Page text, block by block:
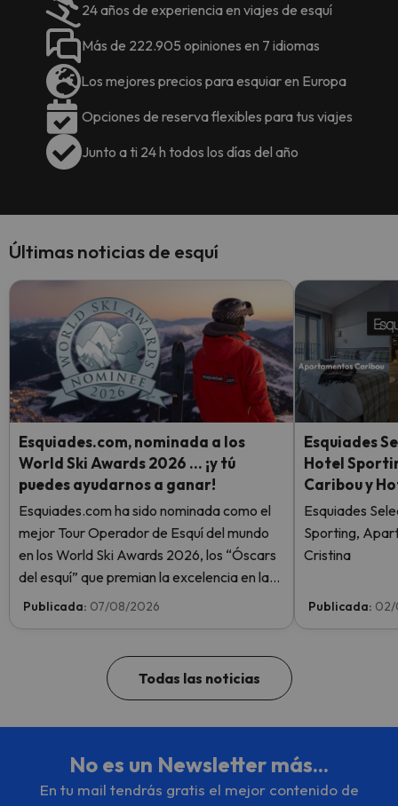
24 años de experiencia en viajes de esquí
Más de 222.905 opiniones en 7 idiomas
Los mejores precios para esquiar en Europa
Opciones de reserva flexibles para tus viajes
Junto a ti 24 h todos los días del año
Últimas noticias de esquí
Esquiades.com, nominada a los
World Ski Awards 2026 … ¡y tú
puedes ayudarnos a ganar!
Esquiades.com ha sido nominada como el
mejor Tour Operador de Esquí del mundo
en los World Ski Awards 2026, los “Óscars
del esquí” que premian la excelencia en la
industria del esquí. ¡Vota ahora y ayúdanos
Publicada: 07/08/2026
Esquiades
Hotel
Caribou y
Esquiades
Sporting,
Cristina
Publicada:
Todas las noticias
No es un Newsletter más...
En tu mail tendrás gratis el mejor contenido de